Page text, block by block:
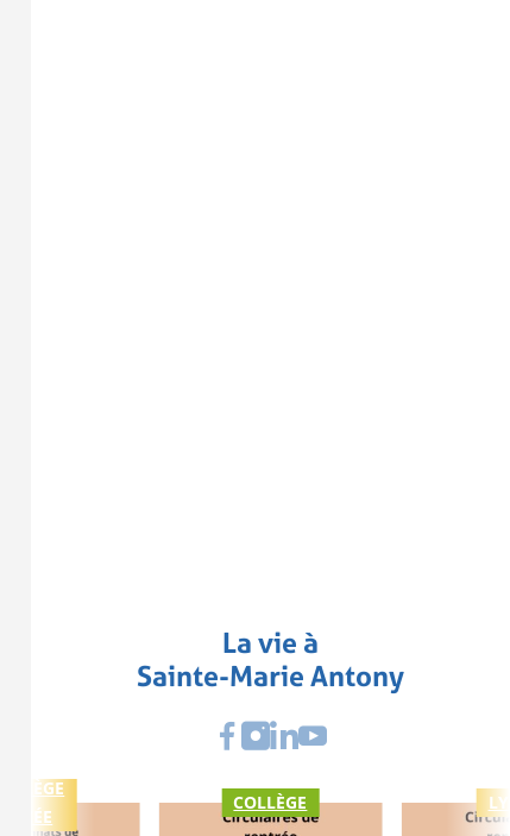
La vie à
Sainte-Marie Antony
COLLÈGE
LYCÉE
COLLÈGE